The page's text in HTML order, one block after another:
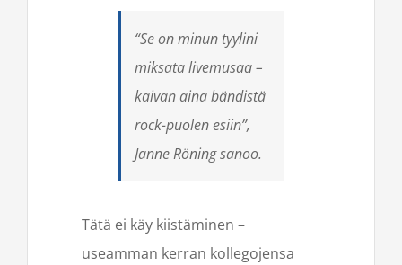
“Se on minun tyylini
miksata livemusaa –
kaivan aina bändistä
rock-puolen esiin”,
Janne Röning sanoo.
Tätä ei käy kiistäminen –
useamman kerran kollegojensa